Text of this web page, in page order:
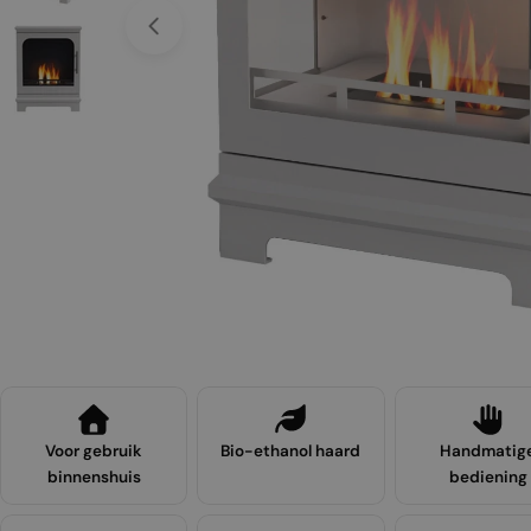
Open media 0 in een venster
Voor gebruik
binnenshuis
Bio-ethanol haard
bediening
Microvezeld
Normale